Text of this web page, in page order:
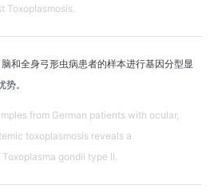
Toxoplasmosis.
和全身弓形虫病患者的样本进行基因分型显
。
from German patients with ocular,
toxoplasmosis reveals a
gondii type II.